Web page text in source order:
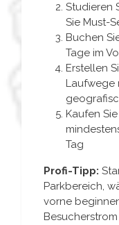
Studieren
Sie Must-
Buchen
Tage im
Erstellen
Laufwege
Kaufen
Tag
Profi-Tipp:
Parkbereich,
vorne